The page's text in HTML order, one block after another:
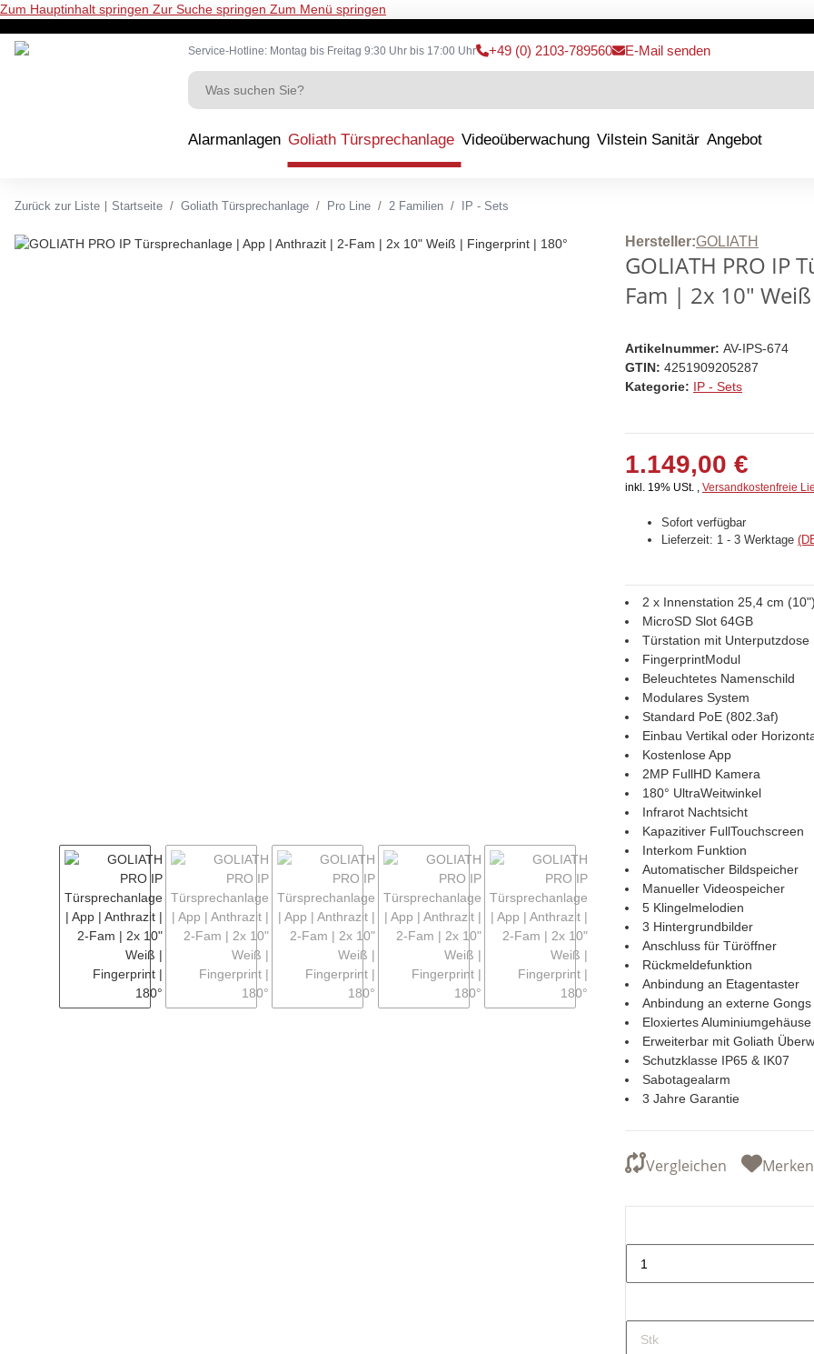
Zum Hauptinhalt springen Zur Suche springen Zum Menü springen
Service-Hotline: Montag bis Freitag 9:30 Uhr bis 17:00 Uhr +49 (0) 2103-789560 E-Mail senden
Alarmanlagen Goliath Türsprechanlage Videoüberwachung Vilstein Sanitär Angebot
Zurück zur Liste Startseite Goliath Türsprechanlage Pro Line 2 Familien IP - Sets
Hersteller:GOLIATH
GOLIATH PRO
Fam | 2x 10"
Artikelnummer: AV-IPS-674
GTIN: 4251909205287
Kategorie: IP - Sets
1.149,00 €
inkl. 19% USt. , Versandkostenfreie
Sofort verfügbar
Lieferzeit: 1 - 3 Werktage
2 x Innenstation 25,4 cm (10")
MicroSD Slot 64GB
Türstation mit Unterputzdose
FingerprintModul
Beleuchtetes Namenschild
Modulares System
Standard PoE (802.3af)
Einbau Vertikal oder
Kostenlose App
2MP FullHD Kamera
180° UltraWeitwinkel
Infrarot Nachtsicht
Kapazitiver FullTouchscreen
Interkom Funktion
Automatischer Bildspeicher
Manueller Videospeicher
5 Klingelmelodien
3 Hintergrundbilder
Anschluss für Türöffner
Rückmeldefunktion
Anbindung an Etagentaster
Anbindung an externe Gongs
Eloxiertes Aluminiumgehäuse
Erweiterbar mit Goliath
Schutzklasse IP65 & IK07
Sabotagealarm
3 Jahre Garantie
Stk